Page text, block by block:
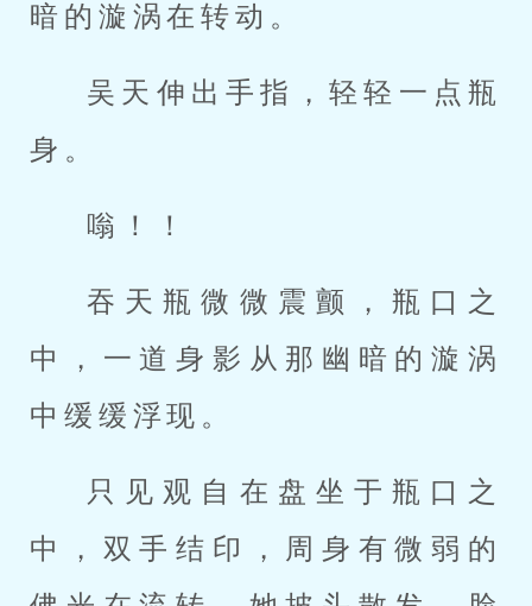
暗的漩涡在转动。
吴天伸出手指，轻轻一点瓶
身。
嗡！！
吞天瓶微微震颤，瓶口之
中，一道身影从那幽暗的漩涡
中缓缓浮现。
只见观自在盘坐于瓶口之
中，双手结印，周身有微弱的